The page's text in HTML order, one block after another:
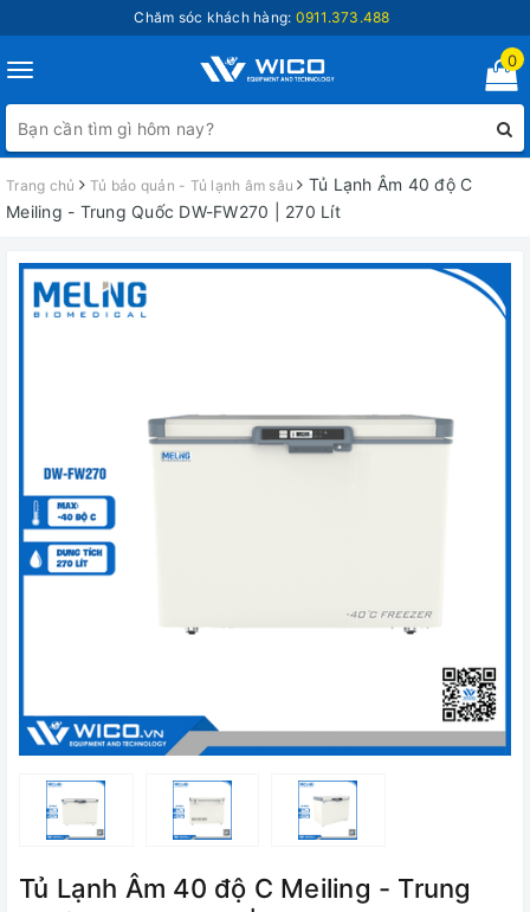
Chăm sóc khách hàng: 0911.373.488
Toggle
navigation
0
Trang chủ Tủ bảo quản - Tủ lạnh âm sâu
Tủ Lạnh Âm 40 độ C
Meiling - Trung Quốc DW-FW270 | 270 Lít
Tủ Lạnh Âm 40 độ C Meiling - Trung